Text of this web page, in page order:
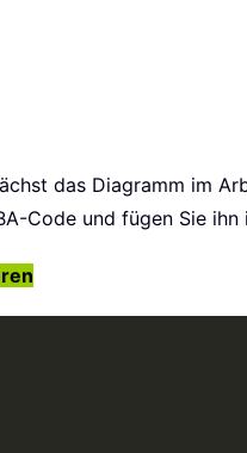
das Diagramm im
Code und fügen Sie